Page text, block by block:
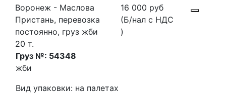
Воронеж - Маслова
Пристань, перевозка
постоянно, груз жби
20 т.
16 000 руб
(Б/нал с НДС
)
Груз №: 54348
жби
Вид упаковки: на палетах